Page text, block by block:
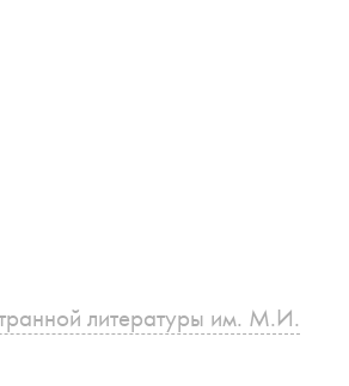
литературы им. М.И.